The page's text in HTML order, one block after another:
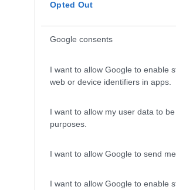
Opted Out
Google consents
I want to allow Google to enable
web or device identifiers in apps.
I want to allow my user data to
purposes.
I want to allow Google to send
I want to allow Google to enable
(mi pare addirittura 140). I 70 A che
sincerati comunque di interrompere il
intento a fare altri piani.